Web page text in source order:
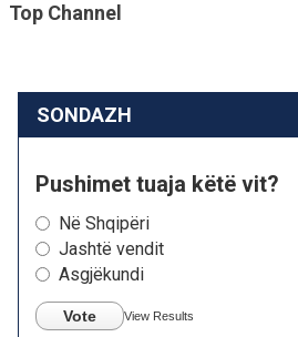
Top Channel
SONDAZH
Pushimet tuaja këtë vit?
Në Shqipëri
Jashtë vendit
Asgjëkundi
Vote View Results